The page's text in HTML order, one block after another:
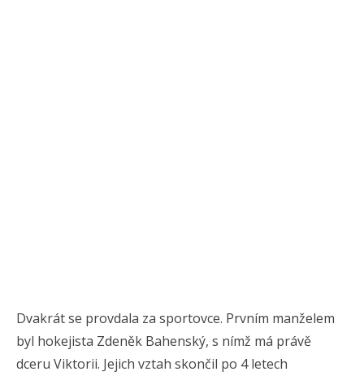
Dvakrát se provdala za sportovce. Prvním manželem
byl hokejista Zdeněk Bahenský, s nímž má právě
dceru Viktorii. Jejich vztah skončil po 4 letech